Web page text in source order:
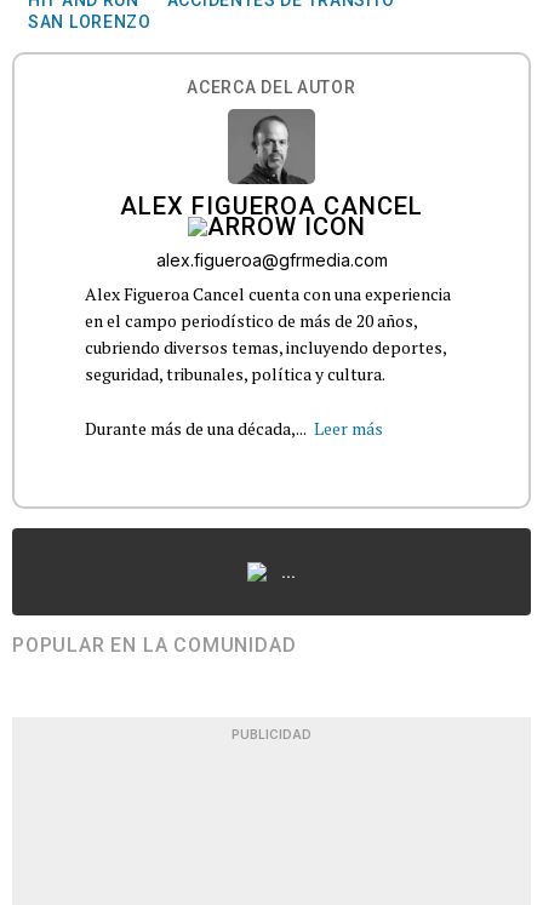
SAN LORENZO
ACERCA DEL AUTOR
ALEX FIGUEROA CANCEL
alex.figueroa@gfrmedia.com
Alex Figueroa Cancel cuenta con una experiencia
en el campo periodístico de más de 20 años,
cubriendo diversos temas, incluyendo deportes,
seguridad, tribunales, política y cultura.
Durante más de una década,... Leer más
...
POPULAR EN LA COMUNIDAD
PUBLICIDAD